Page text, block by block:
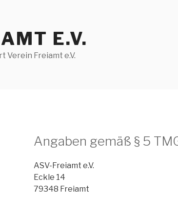
E.V.
Verein Freiamt e.V.
Angaben gemäß § 5
ASV-Freiamt e.V.
Eckle 14
79348 Freiamt